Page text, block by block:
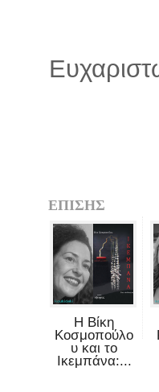
ΕΠΙΣΗΣ
Η Βίκη
Κοσμοπούλο
υ και το
Ικεμπάνα:...